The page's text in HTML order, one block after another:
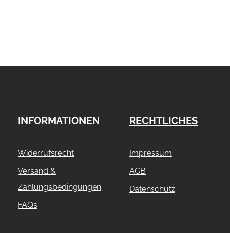
INFORMATIONEN
Widerrufsrecht
Versand &
Zahlungsbedingungen
FAQs
RECHTLICHES
Impressum
AGB
Datenschutz